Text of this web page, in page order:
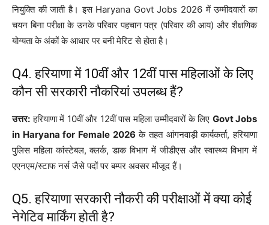
नियुक्ति की जाती है। इस Haryana Govt Jobs 2026 में उम्मीदवारों का
चयन बिना परीक्षा के उनके परिवार पहचान पत्र (परिवार की आय) और शैक्षणिक
योग्यता के अंकों के आधार पर बनी मेरिट से होता है।
Q4. हरियाणा में 10वीं और 12वीं पास महिलाओं के लिए
कौन सी सरकारी नौकरियां उपलब्ध हैं?
उत्तर: हरियाणा में 10वीं और 12वीं पास महिला उम्मीदवारों के लिए Govt Jobs
in Haryana for Female 2026 के तहत आंगनवाड़ी कार्यकर्ता, हरियाणा
पुलिस महिला कांस्टेबल, क्लर्क, डाक विभाग में जीडीएस और स्वास्थ्य विभाग में
एएनएम/स्टाफ नर्स जैसे पदों पर बम्पर अवसर मौजूद हैं।
Q5. हरियाणा सरकारी नौकरी की परीक्षाओं में क्या कोई
नेगेटिव मार्किंग होती है?